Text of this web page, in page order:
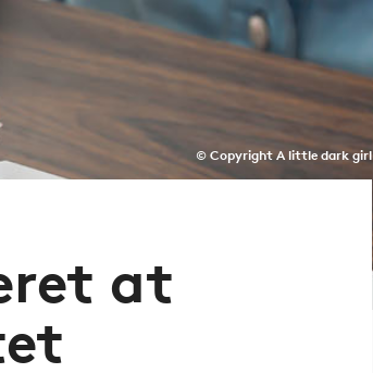
© Copyright A little dark girl
at